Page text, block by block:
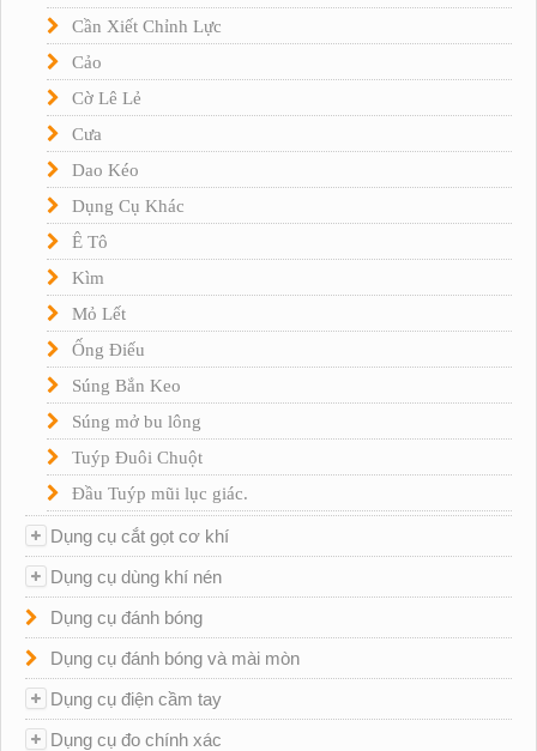
Cần Xiết Chỉnh Lực
Cảo
Cờ Lê Lẻ
Cưa
Dao Kéo
Dụng Cụ Khác
Ê Tô
Kìm
Mỏ Lết
Ống Điếu
Súng Bắn Keo
Súng mở bu lông
Tuýp Đuôi Chuột
Đầu Tuýp mũi lục giác.
Dụng cụ cắt gọt cơ khí
Dụng cụ dùng khí nén
Dụng cụ đánh bóng
Dụng cụ đánh bóng và mài mòn
Dụng cụ điện cầm tay
Dụng cụ đo chính xác